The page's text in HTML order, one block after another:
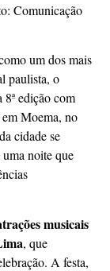
Comunicação
um dos mais
paulista, o
8ª edição com
Moema, no
cidade se
uma noite que
musicais
, que
A festa,